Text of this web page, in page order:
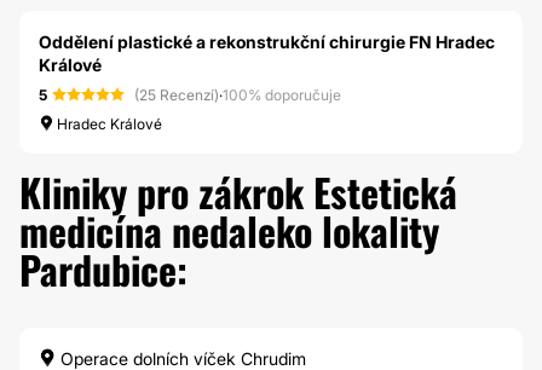
Oddělení plastické a rekonstrukční chirurgie FN Hradec
Králové
5 (25 Recenzí)·100% doporučuje
Hradec Králové
Kliniky pro zákrok Estetická
medicína nedaleko lokality
Pardubice:
Operace dolních víček Chrudim